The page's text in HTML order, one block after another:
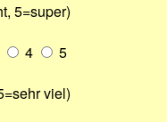
5=super)
4
5
viel)